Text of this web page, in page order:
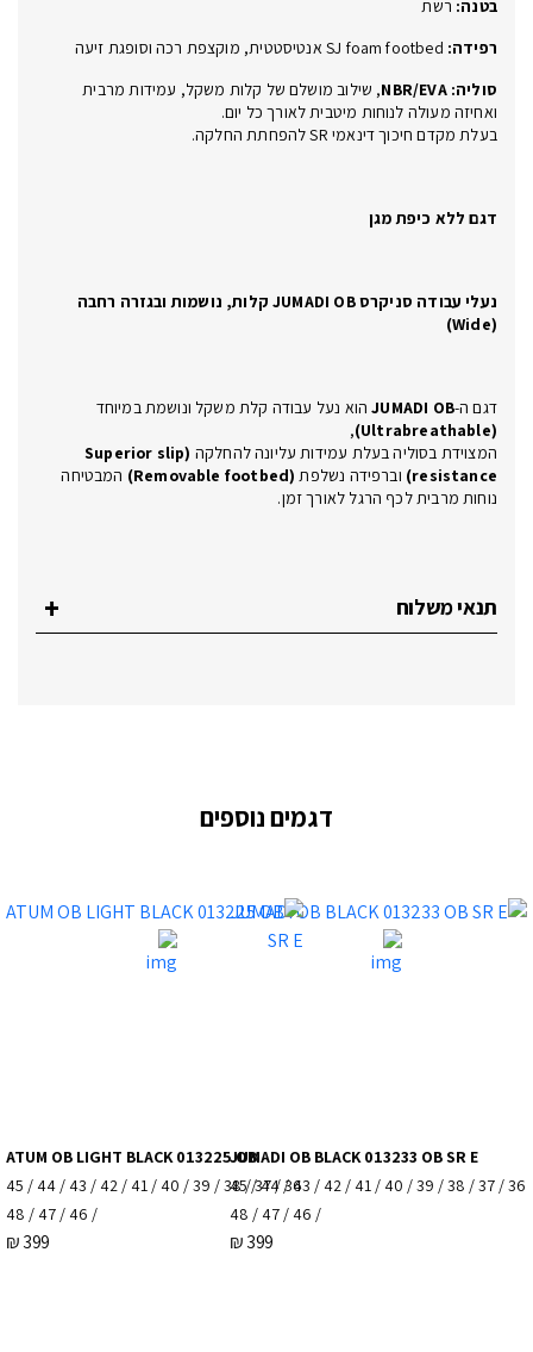
בטנה: רשת
רפידה:
סוליה: NBR/EVA, שילוב מושלם של קלות משקל, עמידות מרבית
ואחיזה מעולה לנוחות מיטבית לאורך כל יום.
בעלת מקדם חיכוך דינאמי SR להפחתת החלקה.
דגם ללא כיפת מגן
נעלי עבודה סניקרס JUMADI OB קלות, נושמות ובגזרה רחבה
(Wide)
דגם ה-JUMADI OBהוא נעל עבודה קלת משקל ונושמת במיוחד
(Ultrabreathable)
,
המצוידת בסוליה בעלת עמידות עליונה להחלקה (Superior slip
resistance) וברפידה נשלפת (Removable footbed)
המבטיחה
נוחות מרבית לכף הרגל לאורך זמן.
תנאי משלוח
דגמים נוספים
JUMADI OB BLACK 013233 OB SR E
36 / 37 / 38 / 39 / 40 / 41 / 42 / 43 / 44 / 45
/ 46 / 47 / 48
399
₪
ATUM OB LIGHT BLACK 013225 OB
36 / 37 / 38 / 39 / 40 / 41 / 42 / 43 / 44 / 45
/ 46 / 47 / 48
399
₪